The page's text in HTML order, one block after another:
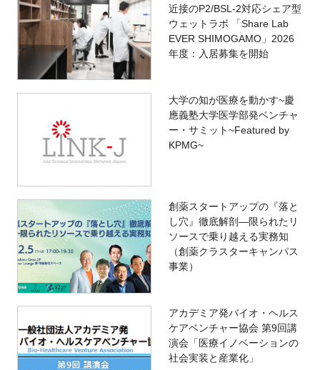
近接のP2/BSL-2対応シェア型
ウェットラボ 「Share Lab
EVER SHIMOGAMO」2026
年度：入居募集を開始
大学の知が医療を動かす~慶
應義塾大学医学部発ベンチャ
ー・サミット~Featured by
KPMG~
創薬スタートアップの『落と
し穴』徹底解剖―限られたリ
ソースで乗り越える実務知
（創薬クラスターキャンパス
事業）
アカデミア発バイオ・ヘルス
ケアベンチャー協会 第9回講
演会「医療イノベーションの
社会実装と産業化」